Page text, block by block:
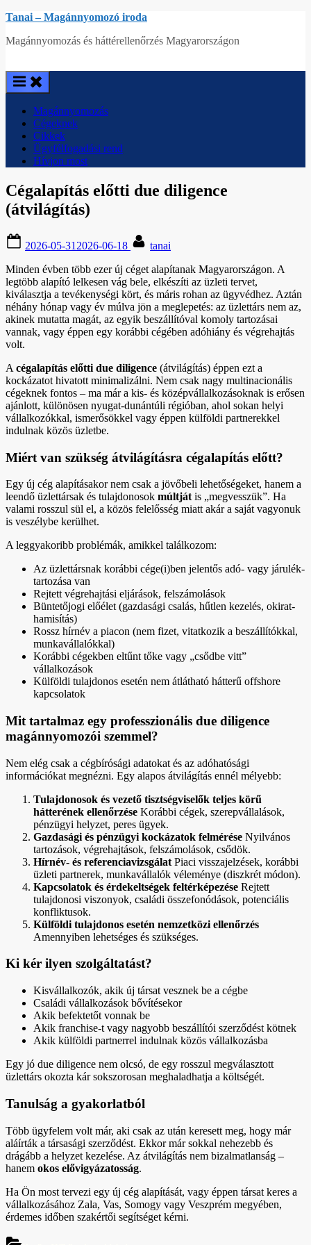
Skip
content
Tanai – Magánnyomozó iroda
Magánnyomozás és háttérellenőrzés Magyarországon
Magánnyomozás
Cégeknek
Cikkek
Ügyfélfogadási rend
Hívjon most
Cégalapítás előtti due diligence
(átvilágítás)
on
2026-05-31 2026-06-18
tanai
Minden évben több ezer új céget alapítanak Magyarországon. A
legtöbb alapító lelkesen vág bele, elkészíti az üzleti tervet,
kiválasztja a tevékenységi kört, és máris rohan az ügyvédhez. Aztán
néhány hónap vagy év múlva jön a meglepetés: az üzlettárs nem az,
akinek mutatta magát, az egyik beszállítóval komoly tartozásai
vannak, vagy éppen egy korábbi cégében adóhiány és végrehajtás
volt.
A cégalapítás előtti due diligence (átvilágítás) éppen ezt a
kockázatot hivatott minimalizálni. Nem csak nagy multinacionális
cégeknek fontos – ma már a kis- és középvállalkozásoknak is erősen
ajánlott, különösen nyugat-dunántúli régióban, ahol sokan helyi
vállalkozókkal, ismerősökkel vagy éppen külföldi partnerekkel
indulnak közös üzletbe.
Miért van szükség átvilágításra cégalapítás előtt?
Egy új cég alapításakor nem csak a jövőbeli lehetőségeket, hanem a
leendő üzlettársak és tulajdonosok múltját is „megvesszük”. Ha
valami rosszul sül el, a közös felelősség miatt akár a saját vagyonuk
is veszélybe kerülhet.
A leggyakoribb problémák, amikkel találkozom:
Az üzlettársnak korábbi cége(i)ben jelentős adó- vagy járulék-
tartozása van
Rejtett végrehajtási eljárások, felszámolások
Büntetőjogi előélet (gazdasági csalás, hűtlen kezelés, okirat-
hamisítás)
Rossz hírnév a piacon (nem fizet, vitatkozik a beszállítókkal,
munkavállalókkal)
Korábbi cégekben eltűnt tőke vagy „csődbe vitt”
vállalkozások
Külföldi tulajdonos esetén nem átlátható hátterű offshore
kapcsolatok
Mit tartalmaz egy professzionális due diligence
magánnyomozói szemmel?
Nem elég csak a cégbírósági adatokat és az adóhatósági
információkat megnézni. Egy alapos átvilágítás ennél mélyebb:
Tulajdonosok és vezető tisztségviselők teljes körű
hátterének ellenőrzése Korábbi cégek, szerepvállalások,
pénzügyi helyzet, peres ügyek.
Gazdasági és pénzügyi kockázatok felmérése Nyilvános
tartozások, végrehajtások, felszámolások, csődök.
Hírnév- és referenciavizsgálat Piaci visszajelzések, korábbi
üzleti partnerek, munkavállalók véleménye (diszkrét módon).
Kapcsolatok és érdekeltségek feltérképezése Rejtett
tulajdonosi viszonyok, családi összefonódások, potenciális
konfliktusok.
Külföldi tulajdonos esetén nemzetközi ellenőrzés
Amennyiben lehetséges és szükséges.
Ki kér ilyen szolgáltatást?
Kisvállalkozók, akik új társat vesznek be a cégbe
Családi vállalkozások bővítésekor
Akik befektetőt vonnak be
Akik franchise-t vagy nagyobb beszállítói szerződést kötnek
Akik külföldi partnerrel indulnak közös vállalkozásba
Egy jó due diligence nem olcsó, de egy rosszul megválasztott
üzlettárs okozta kár sokszorosan meghaladhatja a költségét.
Tanulság a gyakorlatból
Több ügyfelem volt már, aki csak az után keresett meg, hogy már
aláírták a társasági szerződést. Ekkor már sokkal nehezebb és
drágább a helyzet kezelése. Az átvilágítás nem bizalmatlanság –
hanem okos elővigyázatosság.
Ha Ön most tervezi egy új cég alapítását, vagy éppen társat keres a
vállalkozásához Zala, Vas, Somogy vagy Veszprém megyében,
érdemes időben szakértői segítséget kérni.